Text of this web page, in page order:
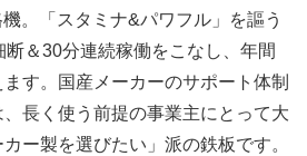
。「スタミナ&パワフル」を謳う
＆30分連続稼働をこなし、年間
す。国産メーカーのサポート体制
長く使う前提の事業主にとって大
ー製を選びたい」派の鉄板です。